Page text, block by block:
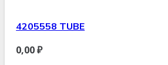
4205558 TUBE
0,00₽